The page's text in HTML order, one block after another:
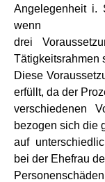
Angelegenheit
wenn
drei
Tätigkeitsrahmen
Diese
erfüllt, da der
verschiedenen
bezogen sich die
auf
bei der Ehefrau